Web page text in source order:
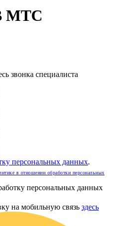
МТС
звонка специалиста
персональных данных.
в отношении обработки персональных
персональных данных
на мобильную связь здесь